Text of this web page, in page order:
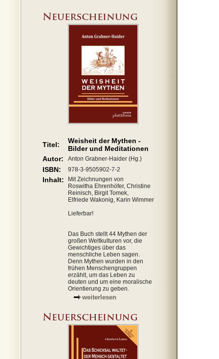
Titel:
Weisheit der Mythen -
Bilder und Meditationen
Autor:
Anton Grabner-Haider (Hg.)
ISBN: 978-3-9505902-7-2
Inhalt:
Mit Zeichnungen von
Roswitha Ehrenhöfer, Christine
Reinisch, Birgit Tomek,
Elfriede Wakonig, Karin Wimmer
Lieferbar!
Das Buch stellt 44 Mythen der
großen Weltkulturen vor, die
Gewichtiges über das
menschliche Leben sagen.
Denn Mythen wurden in den
frühen Menschengruppen
erzählt, um das Leben zu
deuten und um eine moralische
Orientierung zu geben.
weiterlesen